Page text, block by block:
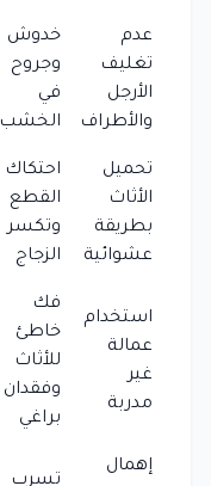
عدم
تغليف
الأرجل
والأطراف
خدوش
وجروح
في
الخشب
تحميل
الأثاث
بطريقة
عشوائية
احتكاك
القطع
وتكسر
الزجاج
استخدام
عمالة
غير
مدربة
فك
خاطئ
للأثاث
وفقدان
براغي
إهمال
تسرب